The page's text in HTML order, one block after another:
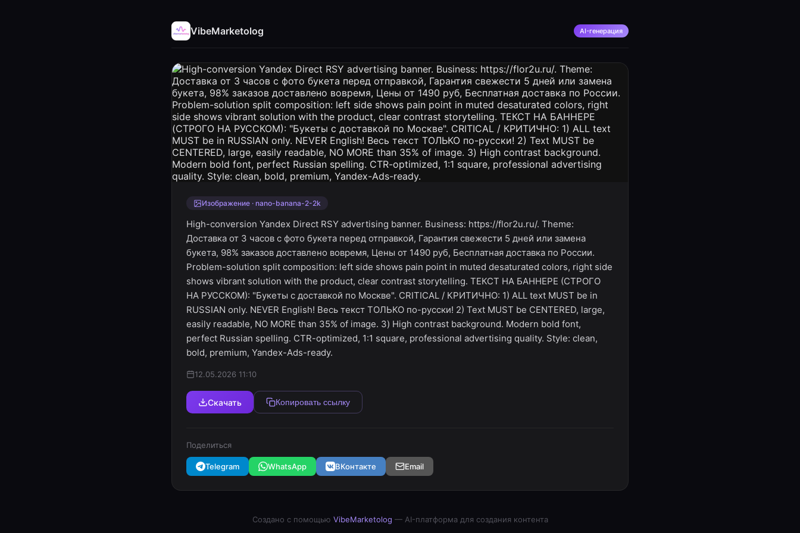
VibeMarketolog AI-генерация
Изображение · nano-banana-2-2k
High-conversion Yandex Direct RSY advertising banner. Business: https://flor2u.ru/. Theme:
Доставка от 3 часов с фото букета перед отправкой, Гарантия свежести 5 дней или замена
букета, 98% заказов доставлено вовремя, Цены от 1490 руб, Бесплатная доставка по России.
Problem-solution split composition: left side shows pain point in muted desaturated colors, right side
shows vibrant solution with the product, clear contrast storytelling. ТЕКСТ НА БАННЕРЕ (СТРОГО
НА РУССКОМ): "Букеты с доставкой по Москве". CRITICAL / КРИТИЧНО: 1) ALL text MUST be in
RUSSIAN only. NEVER English! Весь текст ТОЛЬКО по-русски! 2) Text MUST be CENTERED, large,
easily readable, NO MORE than 35% of image. 3) High contrast background. Modern bold font,
perfect Russian spelling. CTR-optimized, 1:1 square, professional advertising quality. Style: clean,
bold, premium, Yandex-Ads-ready.
12.05.2026 11:10
Скачать Копировать ссылку
Поделиться
Telegram WhatsApp ВКонтакте Email
Создано с помощью VibeMarketolog — AI-платформа для создания контента